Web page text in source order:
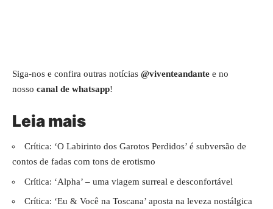
Siga-nos e confira outras notícias @viventeandante e no
nosso canal de whatsapp!
Leia mais
Crítica: ‘O Labirinto dos Garotos Perdidos’ é subversão de
contos de fadas com tons de erotismo
Crítica: ‘Alpha’ – uma viagem surreal e desconfortável
Crítica: ‘Eu & Você na Toscana’ aposta na leveza nostálgica